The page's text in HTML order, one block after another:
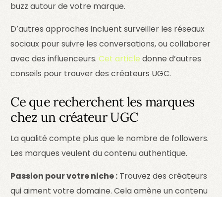
buzz autour de votre marque.
D’autres approches incluent surveiller les réseaux
sociaux pour suivre les conversations, ou collaborer
avec des influenceurs.Cet article donne d’autres
conseils pour trouver des créateurs UGC.
Ce que recherchent les marques
chez un créateur UGC
La qualité compte plus que le nombre de followers.
Les marques veulent du contenu authentique.
Passion pour votre niche : Trouvez des créateurs
qui aiment votre domaine. Cela amène un contenu